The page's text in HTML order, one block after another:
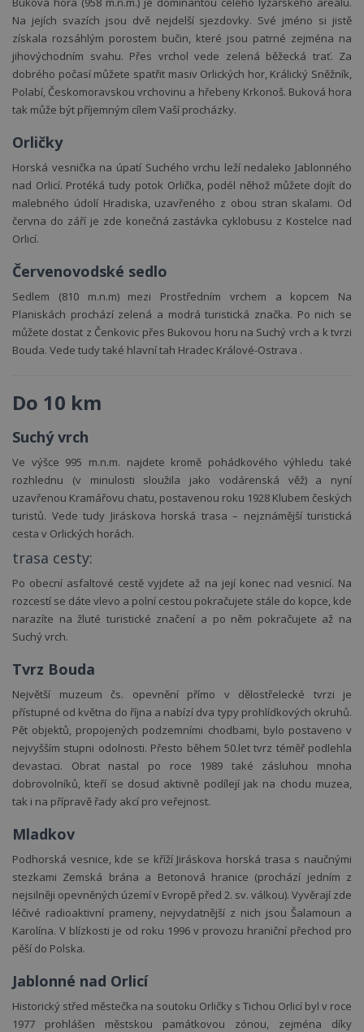
v
wifi
pro
Na jejích svazích jsou dvě nejdelší sjezdovky. Své jméno si jistě
získala rozsáhlým porostem bučin, které jsou patrné zejména na
jihovýchodním svahu. Přes vrchol vede zelená běžecká trať. Za
dobrého počasí můžete spatřit masiv Orlických hor, Králický Sněžník,
Polabí, Českomoravskou vrchovinu a hřebeny Krkonoš. Buková hora
tak může být příjemným cílem Vaší procházky.
Orličky
Horská vesnička na úpatí Suchého vrchu leží nedaleko Jablonného
nad Orlicí. Protéká tudy potok Orlička, podél něhož můžete dojít do
malebného údolí Hradiska, uzavřeného z obou stran skalami. Od
června do září je zde konečná zastávka cyklobusu z Kostelce nad
Orlicí.
Červenovodské sedlo
Sedlem (810 m.n.m) mezi Prostředním vrchem a kopcem Na
Planiskách prochází zelená a modrá turistická značka. Po nich se
můžete dostat z Čenkovic přes Bukovou horu na Suchý vrch a k tvrzi
Bouda. Vede tudy také hlavní tah Hradec Králové-Ostrava .
Do 10 km
Suchý vrch
Ve výšce 995 m.n.m. najdete kromě pohádkového výhledu také
rozhlednu (v minulosti sloužila jako vodárenská věž) a nyní
uzavřenou Kramářovu chatu, postavenou roku 1928 Klubem českých
turistů. Vede tudy Jiráskova horská trasa – nejznámější turistická
cesta v Orlických horách.
trasa cesty:
Po obecní asfaltové cestě vyjdete až na její konec nad vesnicí. Na
rozcestí se dáte vlevo a polní cestou pokračujete stále do kopce, kde
narazíte na žluté turistické značení a po něm pokračujete až na
Suchý vrch.
Tvrz Bouda
Největší muzeum čs. opevnění přímo v dělostřelecké tvrzi je
přístupné od května do října a nabízí dva typy prohlídkových okruhů.
Pět objektů, propojených podzemními chodbami, bylo postaveno v
nejvyšším stupni odolnosti. Přesto během 50.let tvrz téměř podlehla
devastaci. Obrat nastal po roce 1989 také zásluhou mnoha
dobrovolníků, kteří se dosud aktivně podílejí jak na chodu muzea,
tak i na přípravě řady akcí pro veřejnost.
Mladkov
Podhorská vesnice, kde se kříží Jiráskova horská trasa s naučnými
stezkami Zemská brána a Betonová hranice (prochází jedním z
nejsilněji opevněných území v Evropě před 2. sv. válkou). Vyvěrají zde
léčivé radioaktivní prameny, nejvydatnější z nich jsou Šalamoun a
Karolína. V blízkosti je od roku 1996 v provozu hraniční přechod pro
pěší do Polska.
Jablonné nad Orlicí
Historický střed městečka na soutoku Orličky s Tichou Orlicí byl v roce
1977 prohlášen městskou památkovou zónou, zejména díky